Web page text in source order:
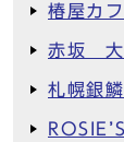
椿屋カ
赤坂 大
札幌銀